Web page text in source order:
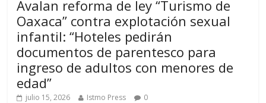
Avalan reforma de ley “Turismo de
Oaxaca” contra explotación sexual
infantil: “Hoteles pedirán
documentos de parentesco para
ingreso de adultos con menores de
edad”
julio 15, 2026 Istmo Press 0